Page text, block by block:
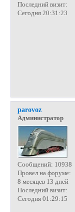
Последний визит:
Сегодня 20:31:23
parovoz
Администратор
Сообщений: 10938
Провел на форуме:
8 месяцев 13 дней
Последний визит:
Сегодня 01:29:15